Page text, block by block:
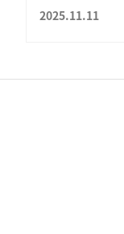
2025.11.11